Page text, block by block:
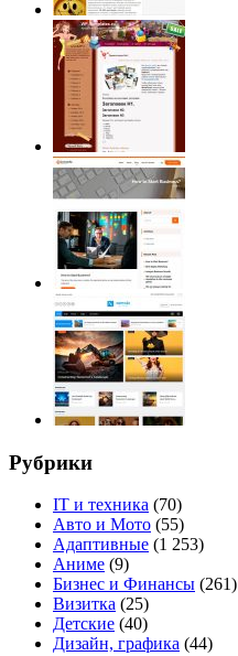
Рубрики
IT и техника (70)
Авто и Мото (55)
Адаптивные (1 253)
Аниме (9)
Бизнес и Финансы (261)
Визитка (25)
Детские (40)
Дизайн, графика (44)